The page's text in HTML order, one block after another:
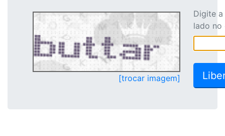
[trocar imagem]
Digite
lado no